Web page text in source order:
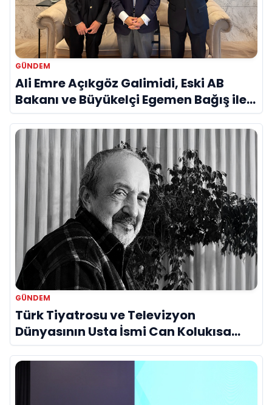
GÜNDEM
Ali Emre Açıkgöz Galimidi, Eski AB
Bakanı ve Büyükelçi Egemen Bağış ile
Bir Araya Geldi
GÜNDEM
Türk Tiyatrosu ve Televizyon
Dünyasının Usta İsmi Can Kolukısa
Hayatını Kaybetti